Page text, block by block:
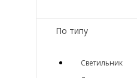
По типу
Светильник